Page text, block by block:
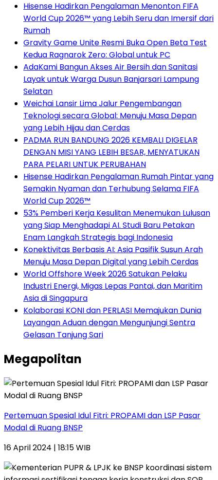
Hisense Hadirkan Pengalaman Menonton FIFA
World Cup 2026™ yang Lebih Seru dan Imersif dari
Rumah
Gravity Game Unite Resmi Buka Open Beta Test
Kedua Ragnarok Zero: Global untuk PC
AdaKami Bangun Akses Air Bersih dan Sanitasi
Layak untuk Warga Dusun Banjarsari Lampung
Selatan
Weichai Lansir Lima Jalur Pengembangan
Teknologi secara Global: Menuju Masa Depan
yang Lebih Hijau dan Cerdas
PADMA RUN BANDUNG 2026 KEMBALI DIGELAR
DENGAN MISI YANG LEBIH BESAR, MENYATUKAN
PARA PELARI UNTUK PERUBAHAN
Hisense Hadirkan Pengalaman Rumah Pintar yang
Semakin Nyaman dan Terhubung Selama FIFA
World Cup 2026™
53% Pemberi Kerja Kesulitan Menemukan Lulusan
yang Siap Menghadapi AI. Studi Baru Petakan
Enam Langkah Strategis bagi Indonesia
Konektivitas Berbasis AI: Asia Pasifik Susun Arah
Menuju Masa Depan Digital yang Lebih Cerdas
World Offshore Week 2026 Satukan Pelaku
Industri Energi, Migas Lepas Pantai, dan Maritim
Asia di Singapura
Kolaborasi KONI dan PERLASI Memajukan Dunia
Layangan Aduan dengan Mengunjungi Sentra
Gelasan Tanjung Sari
Megapolitan
Pertemuan Spesial Idul Fitri: PROPAMI dan LSP Pasar
Modal di Ruang BNSP
16 April 2024 | 18:15 WIB